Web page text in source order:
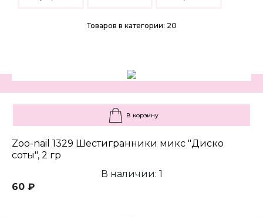
Товаров в категории: 20
В корзину
Zoo-nail 1329 Шестигранники микс "Диско
соты", 2 гр
В наличии: 1
60 ₽